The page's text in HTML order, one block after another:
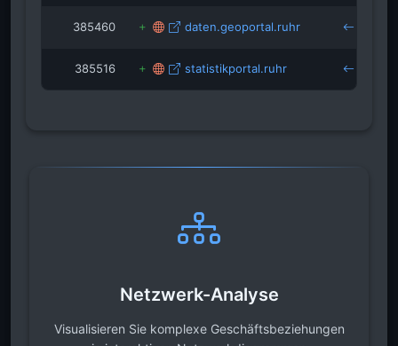
385460 daten.geoportal.ruhr
385516 statistikportal.ruhr
Netzwerk-Analyse
Visualisieren Sie komplexe Geschäftsbeziehungen